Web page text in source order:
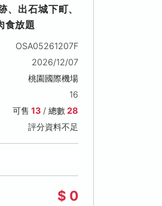
、出石城下町、
食放題
OSA05261207F
2026/12/07
桃園國際機場
16
可售 13/ 總數28
評分資料不足
$ 0